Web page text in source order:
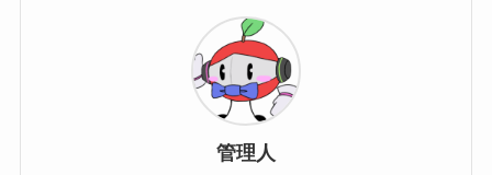
管理人